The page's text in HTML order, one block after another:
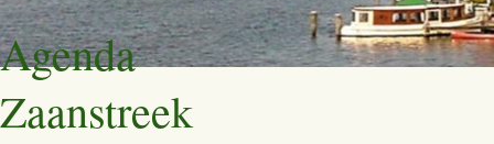
Ga
naar
de
inhoud
Agenda
Zaanstreek